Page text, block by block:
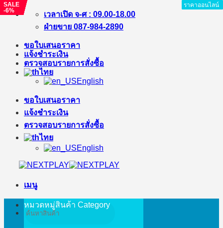
ข้าม
เนื้อหา
เวลาเปิด จ-ศ : 09.00-18.00
ฝ่ายขาย 087-984-2890
ขอใบเสนอราคา
แจ้งชำระเงิน
ตรวจสอบรายการสั่งซื้อ
ไทย
English
ขอใบเสนอราคา
แจ้งชำระเงิน
ตรวจสอบรายการสั่งซื้อ
ไทย
English
เมนู
ค้นหา:
หมวดหมู่สินค้า Category
ราคาออนไลน์
SALE
-%
ราคาออนไลน์
SALE
-%
ราคาออนไลน์
SALE
-29%
ราคาออนไลน์
SALE
-7%
ราคาออนไลน์
ราคาออนไลน์
ราคาออนไลน์
SALE
-%
ราคาออนไลน์
SALE
-6%